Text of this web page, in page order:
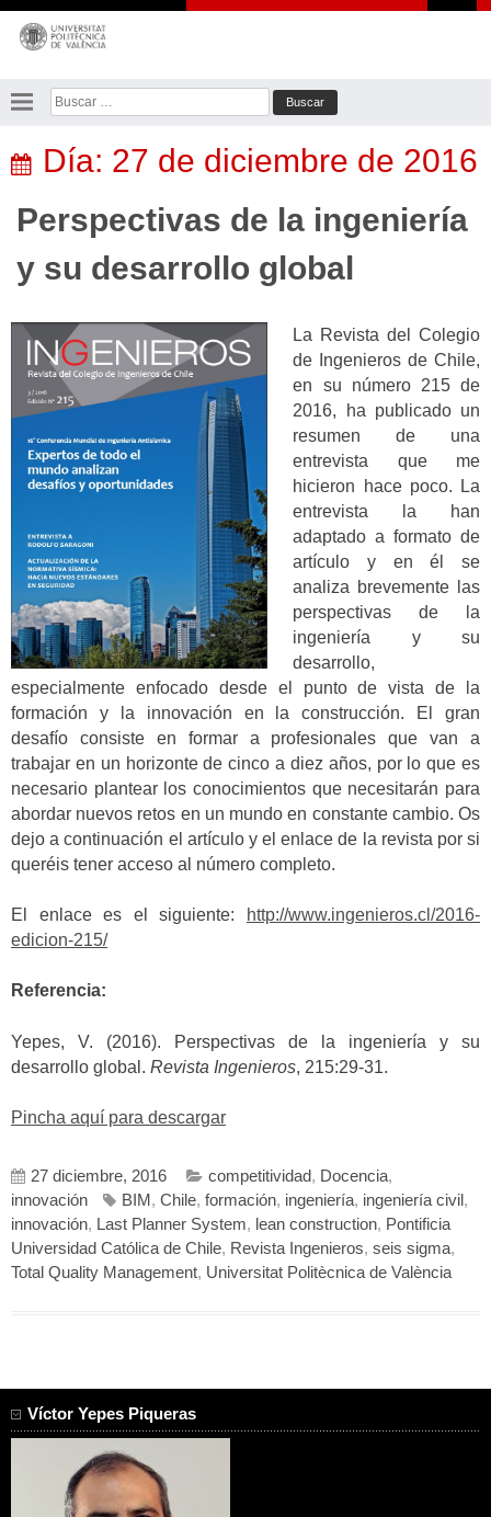
Saltar
contenido
Buscar:
Día: 27 de diciembre de 2016
Perspectivas de la ingeniería
y su desarrollo global
La Revista del Colegio
de Ingenieros de Chile,
en su número 215 de
2016, ha publicado un
resumen de una
entrevista que me
hicieron hace poco. La
entrevista la han
adaptado a formato de
artículo y en él se
analiza brevemente las
perspectivas de la
ingeniería y su
desarrollo,
especialmente enfocado desde el punto de vista de la
formación y la innovación en la construcción. El gran
desafío consiste en formar a profesionales que van a
trabajar en un horizonte de cinco a diez años, por lo que es
necesario plantear los conocimientos que necesitarán para
abordar nuevos retos en un mundo en constante cambio. Os
dejo a continuación el artículo y el enlace de la revista por si
queréis tener acceso al número completo.
El enlace es el siguiente:
http://www.ingenieros.cl/2016-
edicion-215/
Referencia:
Yepes, V. (2016). Perspectivas de la ingeniería y su
desarrollo global. Revista Ingenieros, 215:29-31.
Pincha aquí para descargar
27 diciembre, 2016 competitividad, Docencia,
innovación
BIM, Chile, formación, ingeniería, ingeniería civil,
innovación, Last Planner System, lean construction, Pontificia
Universidad Católica de Chile, Revista Ingenieros, seis sigma,
Total Quality Management, Universitat Politècnica de València
Víctor Yepes Piqueras